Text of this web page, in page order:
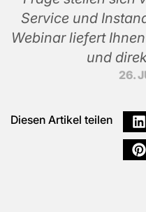
Service und
Webinar liefert
und
26.
Diesen Artikel teilen